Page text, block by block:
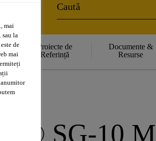
Proiecte de
Referință
Documente &
Resurse
SG-10 M
mai
sau la
de
mai